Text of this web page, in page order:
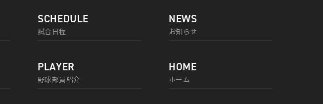
SCHEDULE
試合日程
PLAYER
野球部員紹介
NEWS
お知らせ
HOME
ホーム